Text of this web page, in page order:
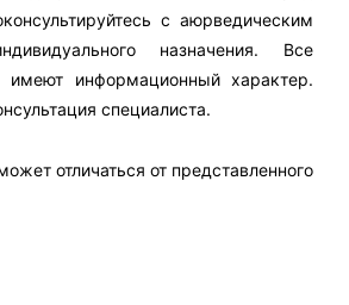
с аюрведическим
назначения. Все
имеют информационный характер.
специалиста.
отличаться от представленного